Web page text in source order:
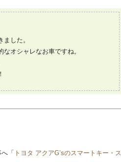
した。
オシャレなお車ですね。
「 トヨタ アクアG’sのスマートキー・ス